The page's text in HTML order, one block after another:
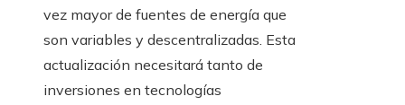
vez mayor de fuentes de energía que
son variables y descentralizadas. Esta
actualización necesitará tanto de
inversiones en tecnologías